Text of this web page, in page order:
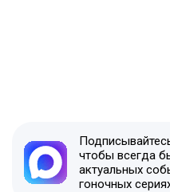
чтобы всегда
актуальных
гоночных